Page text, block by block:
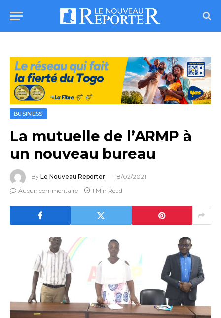
BUSINESS
La mutuelle de l’ARMP à
un nouveau bureau
By Le Nouveau Reporter
18/02/2021
Aucun commentaire
1 Min Read